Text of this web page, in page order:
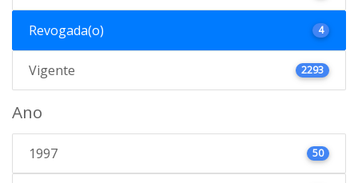
Revogada(o) 4
Vigente 2293
Ano
1997 50